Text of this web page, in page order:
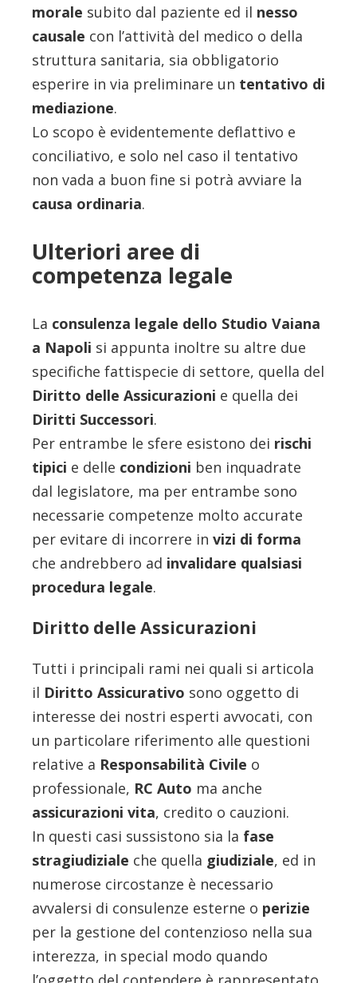
morale subito dal paziente ed il nesso
causale con l’attività del medico o della
struttura sanitaria, sia obbligatorio
esperire in via preliminare un tentativo di
mediazione.
Lo scopo è evidentemente deflattivo e
conciliativo, e solo nel caso il tentativo
non vada a buon fine si potrà avviare la
causa ordinaria.
Ulteriori aree di
competenza legale
La consulenza legale dello Studio Vaiana
a Napoli si appunta inoltre su altre due
specifiche fattispecie di settore, quella del
Diritto delle Assicurazioni e quella dei
Diritti Successori.
Per entrambe le sfere esistono dei rischi
tipici e delle condizioni ben inquadrate
dal legislatore, ma per entrambe sono
necessarie competenze molto accurate
per evitare di incorrere in vizi di forma
che andrebbero ad invalidare qualsiasi
procedura legale.
Diritto delle Assicurazioni
Tutti i principali rami nei quali si articola
il Diritto Assicurativo sono oggetto di
interesse dei nostri esperti avvocati, con
un particolare riferimento alle questioni
relative a Responsabilità Civile o
professionale, RC Auto ma anche
assicurazioni vita, credito o cauzioni.
In questi casi sussistono sia la fase
stragiudiziale che quella giudiziale, ed in
numerose circostanze è necessario
avvalersi di consulenze esterne o perizie
per la gestione del contenzioso nella sua
interezza, in special modo quando